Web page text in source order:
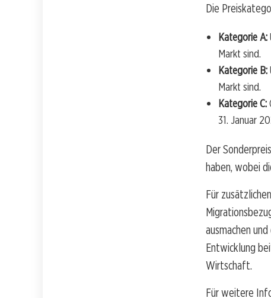
Die
Kategorie A:
Markt sind.
Kategorie B:
Markt sind.
Kategorie C:
31. Januar
Der
haben, wobei
Für
ausmachen
Entwicklung
Wirtschaft.
Für weitere